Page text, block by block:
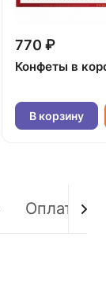
770 ₽
Конфеты в
В корзину
Оплата